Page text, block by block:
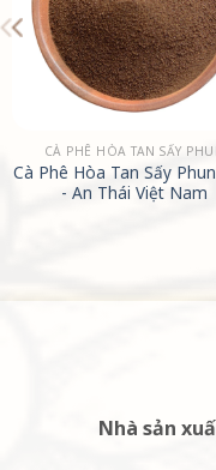
CÀ PHÊ HÒA TAN SẤY
Cà Phê Hòa Tan Sấy
- An Thái Việt Nam
Nhà sản